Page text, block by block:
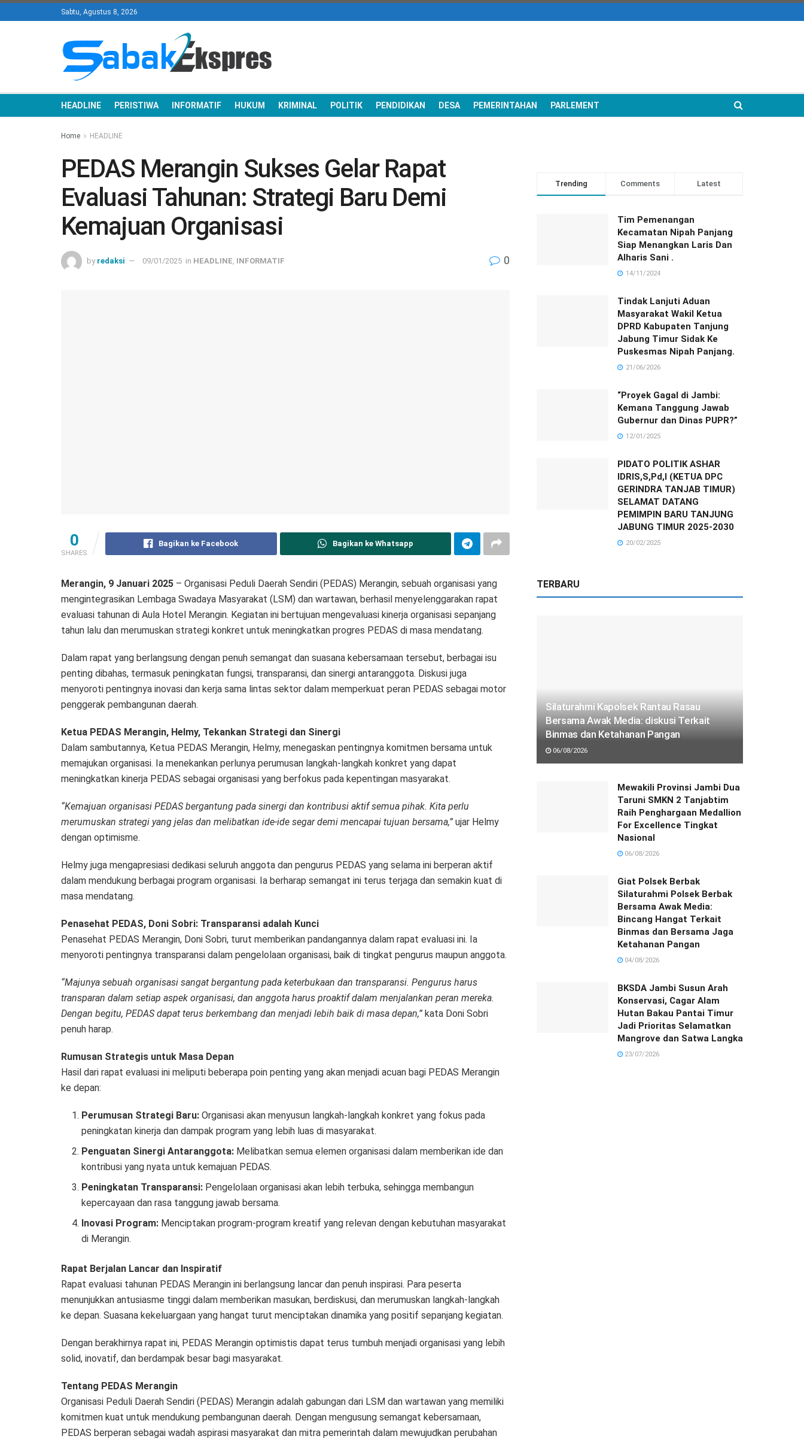
Sabtu, Agustus 8, 2026
HEADLINE PERISTIWA INFORMATIF HUKUM KRIMINAL POLITIK PENDIDIKAN DESA PEMERINTAHAN PARLEMENT
Home HEADLINE
PEDAS Merangin Sukses Gelar Rapat
Evaluasi Tahunan: Strategi Baru Demi
Kemajuan Organisasi
by redaksi 09/01/2025 in HEADLINE INFORMATIF 0
0
SHARES
Bagikan ke Facebook Bagikan ke Whatsapp
Merangin, 9 Januari 2025 – Organisasi Peduli Daerah Sendiri (PEDAS) Merangin, sebuah organisasi yang
mengintegrasikan Lembaga Swadaya Masyarakat (LSM) dan wartawan, berhasil menyelenggarakan rapat
evaluasi tahunan di Aula Hotel Merangin. Kegiatan ini bertujuan mengevaluasi kinerja organisasi sepanjang
tahun lalu dan merumuskan strategi konkret untuk meningkatkan progres PEDAS di masa mendatang.
Dalam rapat yang berlangsung dengan penuh semangat dan suasana kebersamaan tersebut, berbagai isu
penting dibahas, termasuk peningkatan fungsi, transparansi, dan sinergi antaranggota. Diskusi juga
menyoroti pentingnya inovasi dan kerja sama lintas sektor dalam memperkuat peran PEDAS sebagai motor
penggerak pembangunan daerah.
Ketua PEDAS Merangin, Helmy, Tekankan Strategi dan Sinergi
Dalam sambutannya, Ketua PEDAS Merangin, Helmy, menegaskan pentingnya komitmen bersama untuk
memajukan organisasi. Ia menekankan perlunya perumusan langkah-langkah konkret yang dapat
meningkatkan kinerja PEDAS sebagai organisasi yang berfokus pada kepentingan masyarakat.
“Kemajuan organisasi PEDAS bergantung pada sinergi dan kontribusi aktif semua pihak. Kita perlu
merumuskan strategi yang jelas dan melibatkan ide-ide segar demi mencapai tujuan bersama,” ujar Helmy
dengan optimisme.
Helmy juga mengapresiasi dedikasi seluruh anggota dan pengurus PEDAS yang selama ini berperan aktif
dalam mendukung berbagai program organisasi. Ia berharap semangat ini terus terjaga dan semakin kuat di
masa mendatang.
Penasehat PEDAS, Doni Sobri: Transparansi adalah Kunci
Penasehat PEDAS Merangin, Doni Sobri, turut memberikan pandangannya dalam rapat evaluasi ini. Ia
menyoroti pentingnya transparansi dalam pengelolaan organisasi, baik di tingkat pengurus maupun anggota.
“Majunya sebuah organisasi sangat bergantung pada keterbukaan dan transparansi. Pengurus harus
transparan dalam setiap aspek organisasi, dan anggota harus proaktif dalam menjalankan peran mereka.
Dengan begitu, PEDAS dapat terus berkembang dan menjadi lebih baik di masa depan,” kata Doni Sobri
penuh harap.
Rumusan Strategis untuk Masa Depan
Hasil dari rapat evaluasi ini meliputi beberapa poin penting yang akan menjadi acuan bagi PEDAS Merangin
ke depan:
Perumusan Strategi Baru: Organisasi akan menyusun langkah-langkah konkret yang fokus pada
peningkatan kinerja dan dampak program yang lebih luas di masyarakat.
Penguatan Sinergi Antaranggota: Melibatkan semua elemen organisasi dalam memberikan ide dan
kontribusi yang nyata untuk kemajuan PEDAS.
Peningkatan Transparansi: Pengelolaan organisasi akan lebih terbuka, sehingga membangun
kepercayaan dan rasa tanggung jawab bersama.
Inovasi Program: Menciptakan program-program kreatif yang relevan dengan kebutuhan masyarakat
di Merangin.
Rapat Berjalan Lancar dan Inspiratif
Rapat evaluasi tahunan PEDAS Merangin ini berlangsung lancar dan penuh inspirasi. Para peserta
menunjukkan antusiasme tinggi dalam memberikan masukan, berdiskusi, dan merumuskan langkah-langkah
ke depan. Suasana kekeluargaan yang hangat turut menciptakan dinamika yang positif sepanjang kegiatan.
Dengan berakhirnya rapat ini, PEDAS Merangin optimistis dapat terus tumbuh menjadi organisasi yang lebih
solid, inovatif, dan berdampak besar bagi masyarakat.
Tentang PEDAS Merangin
Organisasi Peduli Daerah Sendiri (PEDAS) Merangin adalah gabungan dari LSM dan wartawan yang memiliki
komitmen kuat untuk mendukung pembangunan daerah. Dengan mengusung semangat kebersamaan,
PEDAS berperan sebagai wadah aspirasi masyarakat dan mitra pemerintah dalam mewujudkan perubahan
Trending Comments Latest
Tim Pemenangan
Kecamatan Nipah Panjang
Siap Menangkan Laris Dan
Alharis Sani .
14/11/2024
Tindak Lanjuti Aduan
Masyarakat Wakil Ketua
DPRD Kabupaten Tanjung
Jabung Timur Sidak Ke
Puskesmas Nipah Panjang.
21/06/2026
“Proyek Gagal di Jambi:
Kemana Tanggung Jawab
Gubernur dan Dinas PUPR?”
12/01/2025
PIDATO POLITIK ASHAR
IDRIS,S,Pd,I (KETUA DPC
GERINDRA TANJAB TIMUR)
SELAMAT DATANG
PEMIMPIN BARU TANJUNG
JABUNG TIMUR 2025-2030
20/02/2025
TERBARU
Silaturahmi Kapolsek Rantau Rasau
Bersama Awak Media: diskusi Terkait
Binmas dan Ketahanan Pangan
06/08/2026
Mewakili Provinsi Jambi Dua
Taruni SMKN 2 Tanjabtim
Raih Penghargaan Medallion
For Excellence Tingkat
Nasional
06/08/2026
Giat Polsek Berbak
Silaturahmi Polsek Berbak
Bersama Awak Media:
Bincang Hangat Terkait
Binmas dan Bersama Jaga
Ketahanan Pangan
04/08/2026
BKSDA Jambi Susun Arah
Konservasi, Cagar Alam
Hutan Bakau Pantai Timur
Jadi Prioritas Selamatkan
Mangrove dan Satwa Langka
23/07/2026